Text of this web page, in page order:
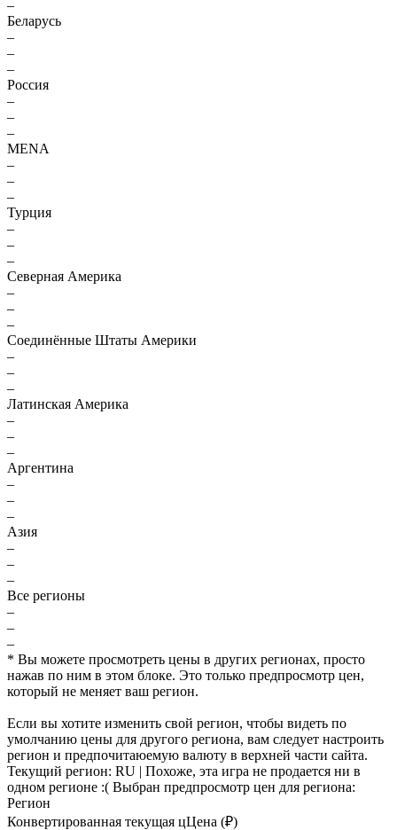
–
Беларусь
–
–
–
Россия
–
–
–
MENA
–
–
–
Турция
–
–
–
Северная Америка
–
–
–
Соединённые Штаты Америки
–
–
–
Латинская Америка
–
–
–
Аргентина
–
–
–
Азия
–
–
–
Все регионы
–
–
–
* Вы можете просмотреть цены в других регионах, просто
нажав по ним в этом блоке. Это только предпросмотр цен,
который не меняет ваш регион.
Если вы хотите изменить свой регион, чтобы видеть по
умолчанию цены для другого региона, вам следует настроить
регион и предпочитаюемую валюту в верхней части сайта.
Текущий регион: RU | Похоже, эта игра не продается ни в
одном регионе :( Выбран предпросмотр цен для региона:
Регион
Конвертированная текущая цЦена (₽)